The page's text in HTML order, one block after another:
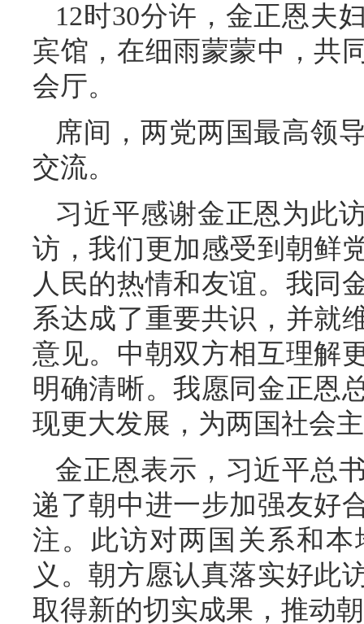
12时30分许，金正恩夫
宾馆，在细雨蒙蒙中，共
会厅。
席间，两党两国最高领
交流。
习近平感谢金正恩为此
访，我们更加感受到朝鲜
人民的热情和友谊。我同
系达成了重要共识，并就
意见。中朝双方相互理解
明确清晰。我愿同金正恩
现更大发展，为两国社会
金正恩表示，习近平总
递了朝中进一步加强友好
注。此访对两国关系和
义。朝方愿认真落实好此
取得新的切实成果，推动